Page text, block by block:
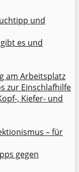
und
es und
am Arbeitsplatz
zur Einschlafhilfe
, Kiefer- und
– für
gegen